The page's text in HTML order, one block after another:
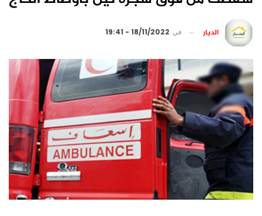
الديار في 18/11/2022 - 19:41